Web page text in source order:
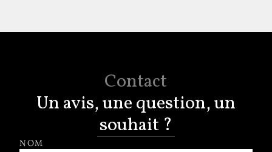
Contact
Un avis, une question, un
souhait ?
Formulaire de contact
NOM